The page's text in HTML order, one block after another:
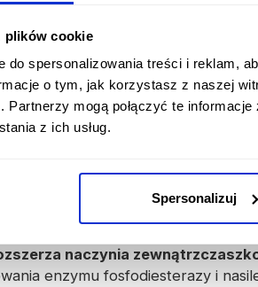
plików cookie
spersonalizowania treści i reklam,
o tym, jak korzystasz z naszej
Partnerzy mogą połączyć te
z ich usług.
Spersonalizuj
skurcz naczyń lub ich rozkurcz ,
małego oporu
wzrost ciśnienia tętniczego, a w
i spadek ciśnienia tętniczego.
za wybiórczy
na neurony serotoninergiczne
oksytocynowe ergotaminy.
naczynia
enzymu fosfodiesterazy i